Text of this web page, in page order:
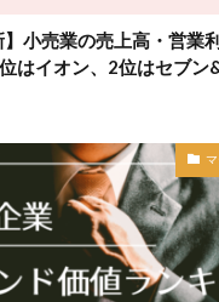
】小売業の売上高・営業
はイオン、2位はセブン